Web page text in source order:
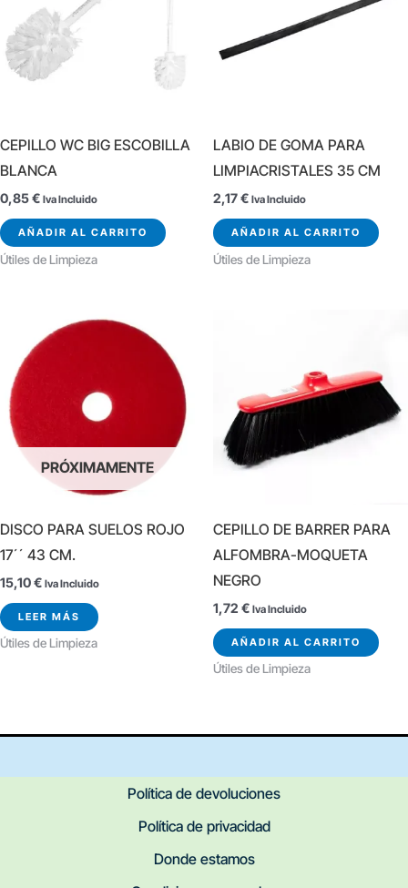
CEPILLO WC BIG ESCOBILLA
BLANCA
0,85€ Iva Incluido
AÑADIR AL CARRITO
Útiles de Limpieza
LABIO DE GOMA PARA
LIMPIACRISTALES 35 CM
2,17€ Iva Incluido
AÑADIR AL CARRITO
Útiles de Limpieza
PRÓXIMAMENTE
DISCO PARA SUELOS ROJO
17´´ 43 CM.
15,10€ Iva Incluido
LEER MÁS
Útiles de Limpieza
CEPILLO DE BARRER PARA
ALFOMBRA-MOQUETA
NEGRO
1,72 € Iva Incluido
AÑADIR AL CARRITO
Útiles de Limpieza
Política de devoluciones
Política de privacidad
Donde estamos